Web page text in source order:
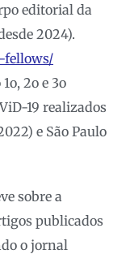
editorial da
2024).
fellows/
2o e 3o
19 realizados
e São Paulo
sobre a
publicados
o jornal